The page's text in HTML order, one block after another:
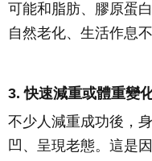
可能和脂肪、膠原蛋
自然老化、生活作息
3. 快速減重或體重變
不少人減重成功後，
凹、呈現老態。這是